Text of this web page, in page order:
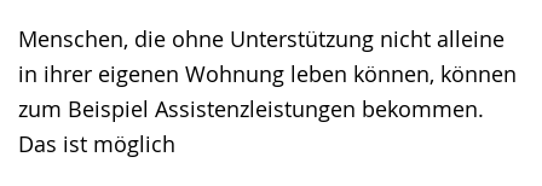
Menschen, die ohne Unterstützung nicht alleine
in ihrer eigenen Wohnung leben können, können
zum Beispiel Assistenzleistungen bekommen.
Das ist möglich